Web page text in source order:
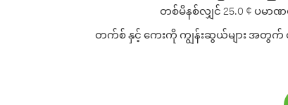
တစ်မိနစ်လျှင် 25.0 ¢ ပမာ
တက်စ် နှင့် ကေးကို ကျွန်းဆွယ်များ အတွက်